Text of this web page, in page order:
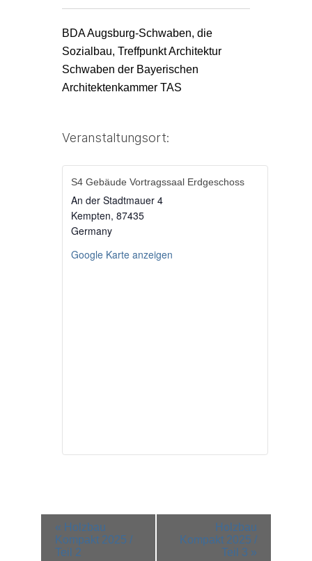
BDA Augsburg-Schwaben, die
Sozialbau, Treffpunkt Architektur
Schwaben der Bayerischen
Architektenkammer TAS
Veranstaltungsort:
S4 Gebäude Vortragssaal Erdgeschoss
An der Stadtmauer 4
Kempten, 87435
Germany
Google Karte anzeigen
Veranstaltung-
Navigation
« Holzbau
Kompakt 2025 /
Teil 2
Holzbau
Kompakt 2025 /
Teil 3 »